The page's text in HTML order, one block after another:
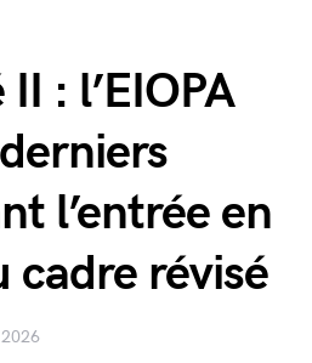
: l’EIOPA
l’entrée en
cadre révisé